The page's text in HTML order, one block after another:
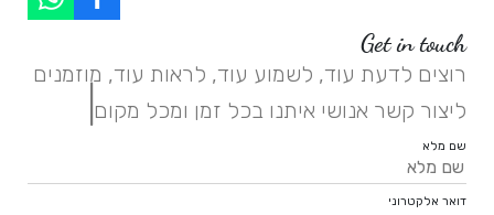
Get in touch
רוצים לדעת עוד, לשמוע עוד, לראות עוד, מוזמנים
ליצור קשר אנושי איתנו בכל זמן ומכל מקום.
|
שם מלא
דואר אלקטרוני